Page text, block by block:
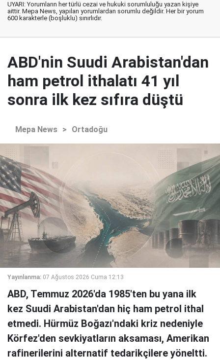
UYARI: Yorumların her türlü cezai ve hukuki sorumluluğu yazan kişiye
aittir. Mepa News, yapılan yorumlardan sorumlu değildir. Her bir yorum
600 karakterle (boşluklu) sınırlıdır.
ABD'nin Suudi Arabistan'dan
ham petrol ithalatı 41 yıl
sonra ilk kez sıfıra düştü
Mepa News > Ortadoğu
Yayınlanma: 07 Ağustos 2026 Cuma 12:13
ABD, Temmuz 2026'da 1985'ten bu yana ilk
kez Suudi Arabistan'dan hiç ham petrol ithal
etmedi. Hürmüz Boğazı'ndaki kriz nedeniyle
Körfez'den sevkiyatların aksaması, Amerikan
rafinerilerini alternatif tedarikçilere yöneltti.